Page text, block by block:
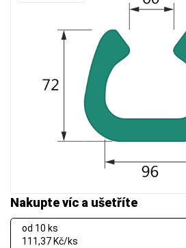
Nakupte víc a ušetříte
od 10 ks
111,37 Kč/ks